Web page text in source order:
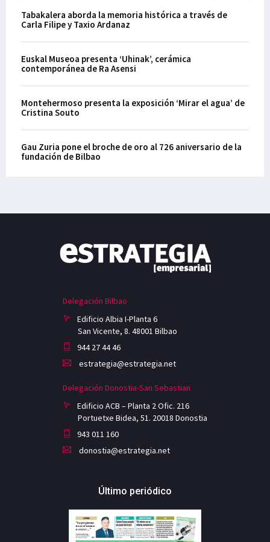
Tabakalera aborda la memoria histórica a través de
Carla Filipe y Taxio Ardanaz
Euskal Museoa presenta ‘Uhinak’, cerámica
contemporánea de Ra Asensi
Montehermoso presenta la exposición ‘Mirar el agua’ de
Cristina Souto
Gau Zuria pone el broche de oro al 726 aniversario de la
fundación de Bilbao
Delegación Bilbao
Edificio Albia I-Planta 6
San Vicente, 8. 48001 Bilbao
944 27 44 46
estrategia@estrategia.net
Delegación Donostia-San Sebastian
Edificio ACB – Planta 2 Ofic. 216
Portuetxe Bidea, 51. 20018 Donostia
943 011 160
donostia@estrategia.net
Último periódico